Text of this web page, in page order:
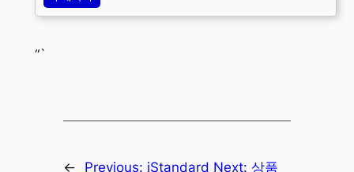
“`
← Previous: iStandard Next: 상품